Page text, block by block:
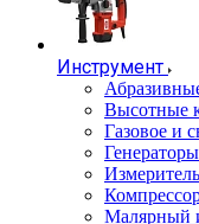
Инструмент
Высотные
Газовое и
Генераторы
Малярный